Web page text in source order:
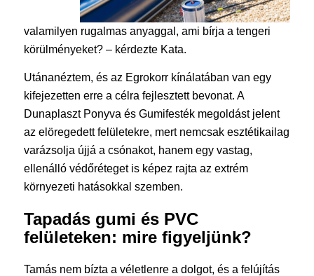
valamilyen rugalmas anyaggal, ami bírja a tengeri
körülményeket? – kérdezte Kata.
Utánanéztem, és az Egrokorr kínálatában van egy
kifejezetten erre a célra fejlesztett bevonat. A
Dunaplaszt Ponyva és Gumifesték megoldást jelent
az elöregedett felületekre, mert nemcsak esztétikailag
varázsolja újjá a csónakot, hanem egy vastag,
ellenálló védőréteget is képez rajta az extrém
környezeti hatásokkal szemben.
Tapadás gumi és PVC
felületeken: mire figyeljünk?
Tamás nem bízta a véletlenre a dolgot, és a felújítás